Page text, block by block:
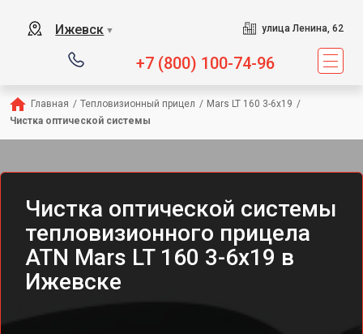
Ижевск ▼ улица Ленина, 62
+7 (800) 100-74-96
Главная / Тепловизионный прицел / Mars LT 160 3-6x19 /
Чистка оптической системы
Чистка оптической системы
тепловизионного прицела
ATN Mars LT 160 3-6x19 в
Ижевске